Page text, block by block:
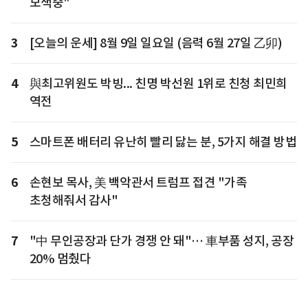
3 [오늘의 운세] 8월 9일 일요일 (음력 6월 27일 乙卯)
4
與최고위원도 박빙... 친명 박선원 1위로 친청 최민희
역전
5 스마트폰 배터리 유난히 빨리 닳는 분, 5가지 해결 방법
6
손현보 목사, 美 백악관서 트럼프 접견 "가족
초청해줘서 감사"
7
"中 무인공장과 단가 경쟁 안 돼"… 車부품 성지, 공장
20% 멈췄다